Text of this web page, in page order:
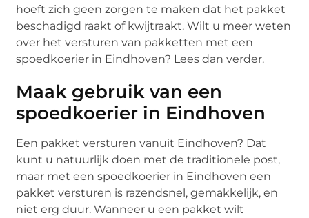
hoeft zich geen zorgen te maken dat het pakket
beschadigd raakt of kwijtraakt. Wilt u meer weten
over het versturen van pakketten met een
spoedkoerier in Eindhoven? Lees dan verder.
Maak gebruik van een
spoedkoerier in Eindhoven
Een pakket versturen vanuit Eindhoven? Dat
kunt u natuurlijk doen met de traditionele post,
maar met een spoedkoerier in Eindhoven een
pakket versturen is razendsnel, gemakkelijk, en
niet erg duur. Wanneer u een pakket wilt